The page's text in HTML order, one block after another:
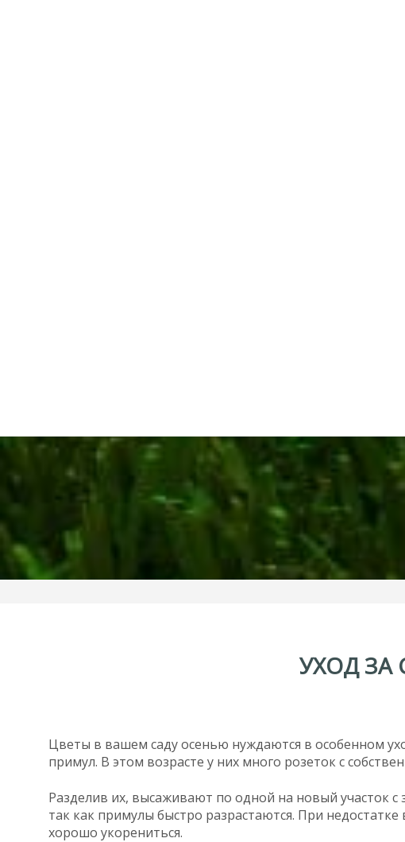
УХОД ЗА
Цветы в вашем саду осенью нуждаются в особенном
примул. В этом возрасте у них много розеток с
Разделив их, высаживают по одной на новый участок с
так как примулы быстро разрастаются. При
хорошо укорениться.